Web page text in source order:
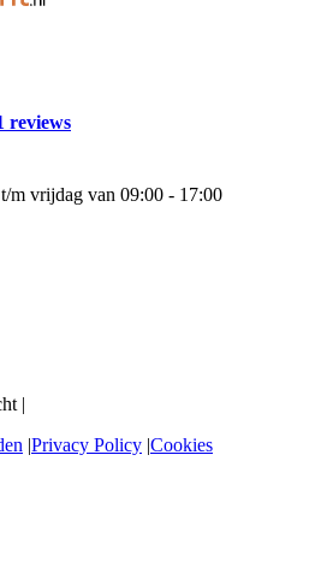
reviews
m vrijdag van 09:00 - 17:00
|
Privacy Policy Cookies